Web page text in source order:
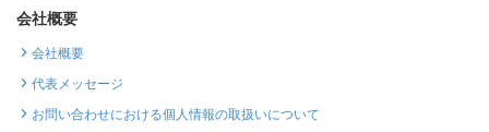
会社概要
会社概要
代表メッセージ
お問い合わせにおける個人情報の取扱いについて